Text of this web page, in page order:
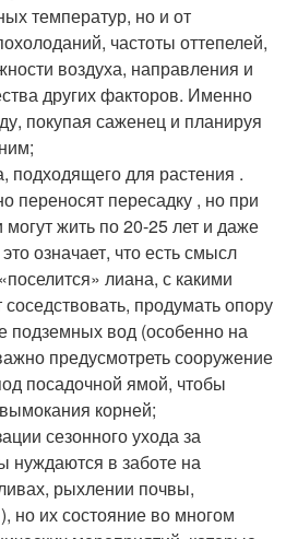
температур, но и от
частоты оттепелей,
воздуха, направления и
других факторов. Именно
покупая саженец и планируя
подходящего для растения .
переносят пересадку , но при
жить по 20-25 лет и даже
означает, что есть смысл
лиана, с какими
соседствовать, продумать опору
подземных вод (особенно на
предусмотреть сооружение
посадочной ямой, чтобы
корней;
сезонного ухода за
нуждаются в заботе на
рыхлении почвы,
но их состояние во многом